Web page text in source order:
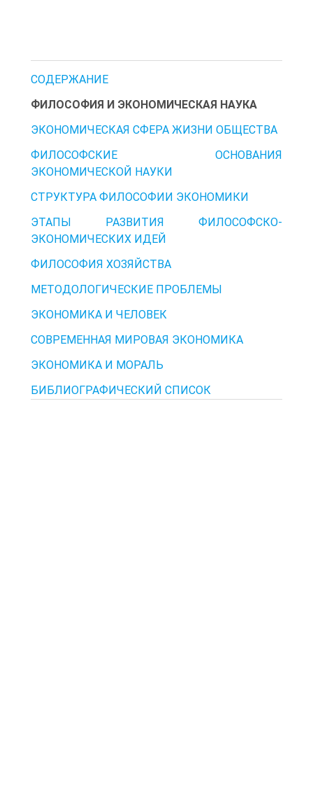
СОДЕРЖАНИЕ
ФИЛОСОФИЯ И ЭКОНОМИЧЕСКАЯ НАУКА
ЭКОНОМИЧЕСКАЯ СФЕРА ЖИЗНИ ОБЩЕСТВА
ФИЛОСОФСКИЕ ОСНОВАНИЯ
ЭКОНОМИЧЕСКОЙ НАУКИ
СТРУКТУРА ФИЛОСОФИИ ЭКОНОМИКИ
ЭТАПЫ РАЗВИТИЯ ФИЛОСОФСКО-
ЭКОНОМИЧЕСКИХ ИДЕЙ
ФИЛОСОФИЯ ХОЗЯЙСТВА
МЕТОДОЛОГИЧЕСКИЕ ПРОБЛЕМЫ
ЭКОНОМИКА И ЧЕЛОВЕК
СОВРЕМЕННАЯ МИРОВАЯ ЭКОНОМИКА
ЭКОНОМИКА И МОРАЛЬ
БИБЛИОГРАФИЧЕСКИЙ СПИСОК